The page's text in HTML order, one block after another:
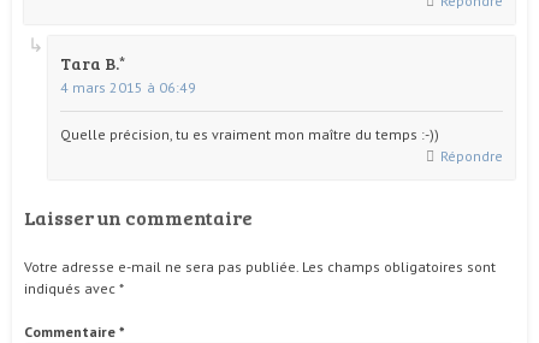
Tara B.
4 mars 2015 à 06:49
Quelle précision, tu es vraiment mon maître du temps :-))
Répondre
Laisser un commentaire
Votre adresse e-mail ne sera pas publiée. Les champs obligatoires sont
indiqués avec *
Commentaire *